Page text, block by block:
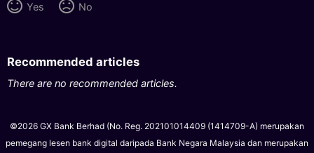
Yes No
Recommended articles
There are no recommended articles.
©2026 GX Bank Berhad (No. Reg. 202101014409 (1414709-A) merupakan
pemegang lesen bank digital daripada Bank Negara Malaysia dan merupakan